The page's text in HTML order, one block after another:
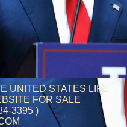
UNITED STATES LIFE
FOR SALE
3395 )